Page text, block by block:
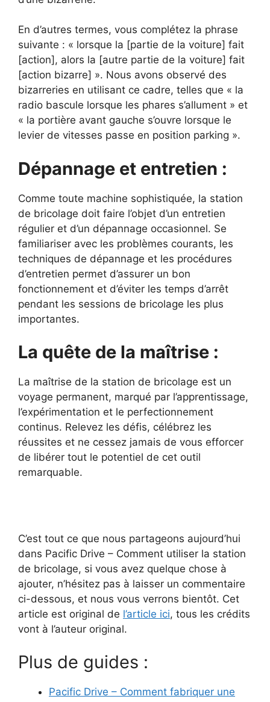
En d’autres termes, vous complétez la phrase
suivante : « lorsque la [partie de la voiture] fait
[action], alors la [autre partie de la voiture] fait
[action bizarre] ». Nous avons observé des
bizarreries en utilisant ce cadre, telles que « la
radio bascule lorsque les phares s’allument » et
« la portière avant gauche s’ouvre lorsque le
levier de vitesses passe en position parking ».
Dépannage et entretien :
Comme toute machine sophistiquée, la station
de bricolage doit faire l’objet d’un entretien
régulier et d’un dépannage occasionnel. Se
familiariser avec les problèmes courants, les
techniques de dépannage et les procédures
d’entretien permet d’assurer un bon
fonctionnement et d’éviter les temps d’arrêt
pendant les sessions de bricolage les plus
importantes.
La quête de la maîtrise :
La maîtrise de la station de bricolage est un
voyage permanent, marqué par l’apprentissage,
l’expérimentation et le perfectionnement
continus. Relevez les défis, célébrez les
réussites et ne cessez jamais de vous efforcer
de libérer tout le potentiel de cet outil
remarquable.
C’est tout ce que nous partageons aujourd’hui
dans Pacific Drive – Comment utiliser la station
de bricolage, si vous avez quelque chose à
ajouter, n’hésitez pas à laisser un commentaire
ci-dessous, et nous vous verrons bientôt. Cet
article est original de l’article ici, tous les crédits
vont à l’auteur original.
Plus de guides :
Pacific Drive – Comment fabriquer une